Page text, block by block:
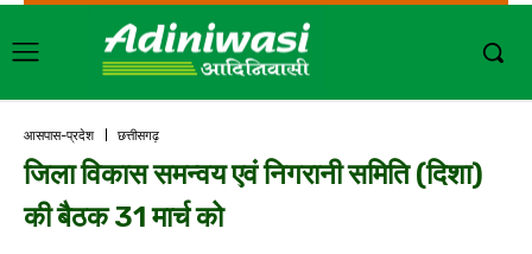
आसपास-प्रदेश छत्तीसगढ़
जिला विकास समन्वय एवं निगरानी समिति (दिशा)
की बैठक 31 मार्च को